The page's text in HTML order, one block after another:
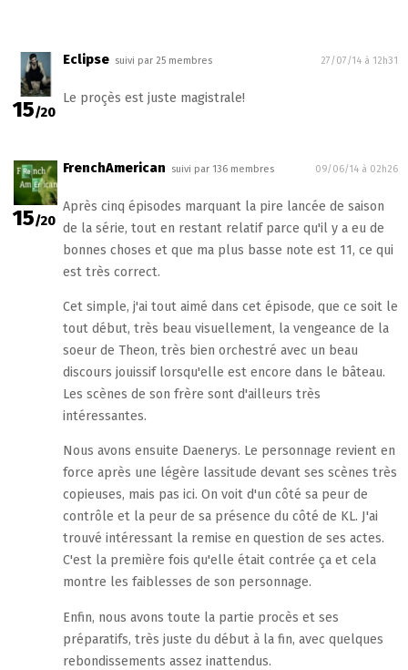
15/20
Eclipse suivi par 25 membres 27/07/14 à 12h31
Le proçès est juste magistrale!
15/20
FrenchAmerican suivi par 136 membres 09/06/14 à 02h26
Après cinq épisodes marquant la pire lancée de saison
de la série, tout en restant relatif parce qu'il y a eu de
bonnes choses et que ma plus basse note est 11, ce qui
est très correct.
Cet simple, j'ai tout aimé dans cet épisode, que ce soit le
tout début, très beau visuellement, la vengeance de la
soeur de Theon, très bien orchestré avec un beau
discours jouissif lorsqu'elle est encore dans le bâteau.
Les scènes de son frère sont d'ailleurs très
intéressantes.
Nous avons ensuite Daenerys. Le personnage revient en
force après une légère lassitude devant ses scènes très
copieuses, mais pas ici. On voit d'un côté sa peur de
contrôle et la peur de sa présence du côté de KL. J'ai
trouvé intéressant la remise en question de ses actes.
C'est la première fois qu'elle était contrée ça et cela
montre les faiblesses de son personnage.
Enfin, nous avons toute la partie procès et ses
préparatifs, très juste du début à la fin, avec quelques
rebondissements assez inattendus.